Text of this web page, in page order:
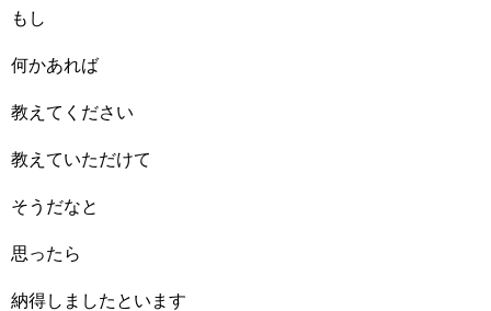
もし
何かあれば
教えてください
教えていただけて
そうだなと
思ったら
納得しましたといます